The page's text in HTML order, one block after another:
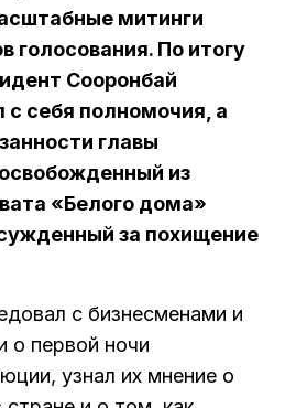
митинги
голосования. По итогу
Сооронбай
себя полномочия, а
главы
из
«Белого дома»
за похищение
с бизнесменами и
о первой ночи
узнал их мнение о